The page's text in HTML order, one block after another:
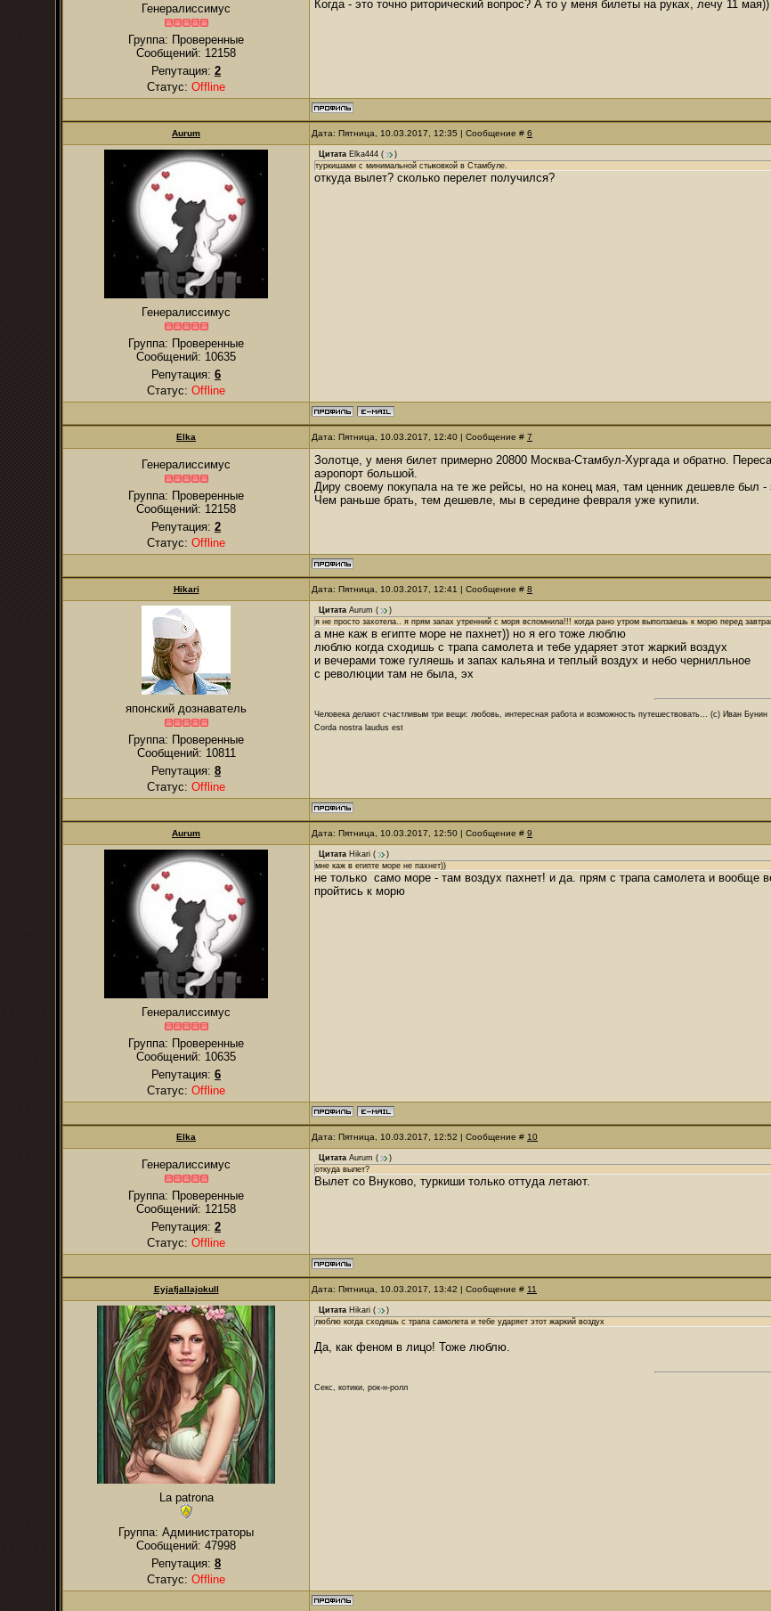
Генералиссимус
Группа: Проверенные
Сообщений: 12158
Репутация: 2
Статус: Offline
Когда - это точно риторический вопрос? А то у меня билеты на руках, лечу 11
Aurum Дата: Пятница, 10.03.2017, 12:35 | Сообщение # 6
Генералиссимус
Группа: Проверенные
Сообщений: 10635
Репутация: 6
Статус: Offline
Цитата Elka444 (
)
туркишами с минимальной стыковкой в Стамбуле.
откуда вылет? сколько перелет получился?
Elka Дата: Пятница, 10.03.2017, 12:40 | Сообщение # 7
Генералиссимус
Группа: Проверенные
Сообщений: 12158
Репутация: 2
Статус: Offline
Золотце, у меня билет примерно 20800 Москва-Стамбул-Хургада и обратно.
аэропорт большой.
Диру своему покупала на те же рейсы, но на конец мая, там ценник дешевле был -
Чем раньше брать, тем дешевле, мы в середине февраля уже купили.
Hikari Дата: Пятница, 10.03.2017, 12:41 | Сообщение # 8
японский дознаватель
Группа: Проверенные
Сообщений: 10811
Репутация: 8
Статус: Offline
Цитата Aurum (
)
я не просто захотела.. я прям запах утренний с моря вспомнила!!! когда рано утром выползаешь к морю перед
а мне каж в египте море не пахнет)) но я его тоже люблю
люблю когда сходишь с трапа самолета и тебе ударяет этот жаркий воздух
и вечерами тоже гуляешь и запах кальяна и теплый воздух и небо чернилльное
с революции там не была, эх
Человека делают счастливым три вещи: любовь, интересная работа и возможность путешествовать… (с) Иван Бунин
Corda nostra laudus est
Aurum Дата: Пятница, 10.03.2017, 12:50 | Сообщение # 9
Генералиссимус
Группа: Проверенные
Сообщений: 10635
Репутация: 6
Статус: Offline
Цитата Hikari (
)
мне каж в египте море не пахнет))
не только само море - там воздух пахнет! и да. прям с трапа самолета и вообще
пройтись к морю
Elka Дата: Пятница, 10.03.2017, 12:52 | Сообщение # 10
Генералиссимус
Группа: Проверенные
Сообщений: 12158
Репутация: 2
Статус: Offline
Цитата Aurum (
)
откуда вылет?
Вылет со Внуково, туркиши только оттуда летают.
Eyjafjallajokull Дата: Пятница, 10.03.2017, 13:42 | Сообщение # 11
La patrona
Группа: Администраторы
Сообщений: 47998
Репутация: 8
Статус: Offline
Цитата Hikari (
)
люблю когда сходишь с трапа самолета и тебе ударяет этот жаркий воздух
Да, как феном в лицо! Тоже люблю.
Секс, котики, рок-н-ролл